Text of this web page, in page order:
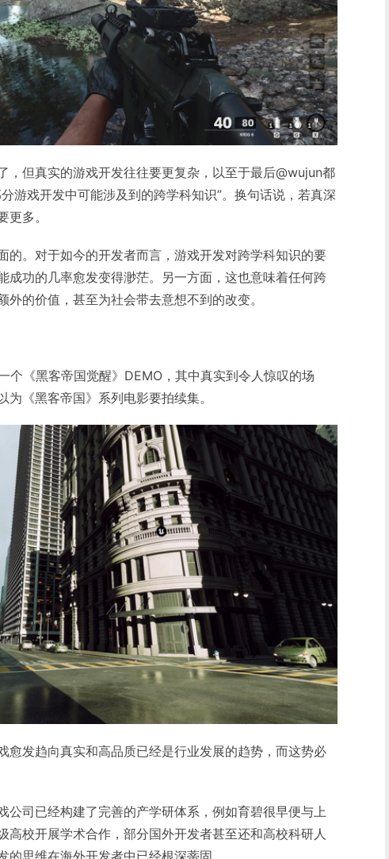
，但真实的游戏开发往往要更复杂，以至于最后@wujun都
游戏开发中可能涉及到的跨学科知识”。换句话说，若真深
多。
的。对于如今的开发者而言，游戏开发对跨学科知识的要
成功的几率愈发变得渺茫。另一方面，这也意味着任何跨
的价值，甚至为社会带去意想不到的改变。
个《黑客帝国觉醒》DEMO，其中真实到令人惊叹的场
《黑客帝国》系列电影要拍续集。
愈发趋向真实和高品质已经是行业发展的趋势，而这势必
公司已经构建了完善的产学研体系，例如育碧很早便与上
高校开展学术合作，部分国外开发者甚至还和高校科研人
思维在海外开发者中已经根深蒂固。